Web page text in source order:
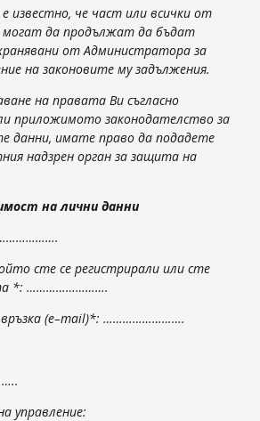
известно, че част или всички от
да продължат да бъдат
от Администратора за
на законовите му задължения.
на правата Ви съгласно
приложимото законодателство за
данни, имате право да подадете
надзрен орган за защита на
на лични данни
сте се регистрирали или сте
*: …………………….
(e–mail)*: …………………….
управление: